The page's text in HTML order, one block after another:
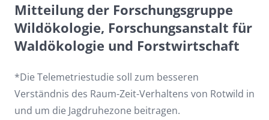
Mitteilung der Forschungsgruppe
Wildökologie, Forschungsanstalt für
Waldökologie und Forstwirtschaft
*Die Telemetriestudie soll zum besseren
Verständnis des Raum-Zeit-Verhaltens von Rotwild in
und um die Jagdruhezone beitragen.